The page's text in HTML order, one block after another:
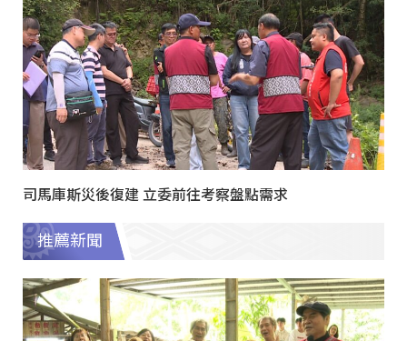
司馬庫斯災後復建 立委前往考察盤點需求
推薦新聞